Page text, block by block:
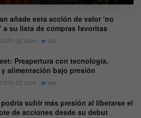
añade esta acción de valor ‘no
a su lista de compras favoritas
DE 2026 620
Preapertura con tecnología,
alimentación bajo presión
DE 2026 589
podría sufrir más presión al liberarse el
de acciones desde su debut